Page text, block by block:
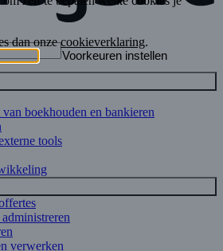
boekhouden en bankieren
tools
verwerken